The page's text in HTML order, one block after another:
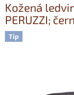
Kožená
PERUZZI;
Tip